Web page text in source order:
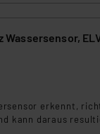
stützt
der mit
Wassersensor,
erkennt,
kann daraus